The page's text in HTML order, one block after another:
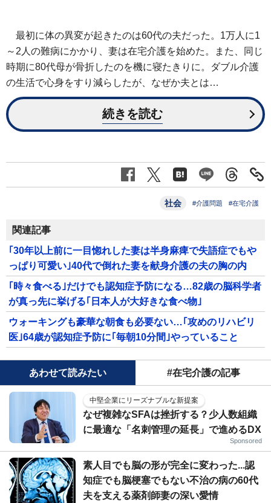
最初に体の異変が起きたのは60代の夫だった。1万人に1
～2人の難病にかかり、妻は在宅介護を始めた。また、同じ
時期に80代母が骨折したのを機に寝たきりに。ダブル介護
の生活で心身をすり減らしたが、なぜか夫とは…
続きを読む
社会 #介護問題 #在宅介護
関連記事
｢30年以上前に一目惚れした妻は半身麻痺で失語症でもや
っぱり可愛い｣40代で倒れた妻を献身介護の夫の胸の内
｢時々食べる｣だけでも認知症予防になる…82歳の脳科学者
が真っ先に挙げる｢日本人が大好きな食べ物｣
ウォーキングも豪華な朝食も必要ない…｢攻めのリハビリ
医｣64歳が認知症予防に｢毎朝10分間｣やっていること
あわせて読みたい #在宅介護の記事
中堅企業にリーズナブルな新提案
なぜ複雑なSFAは挫折する？少人数組織
に最適な「名刺管理の延長」で進めるDX
Sponsored
素人目でも脳の形が完全に変わった...認
知症でも脳梗塞でもない不治の病の60代
夫を支える薬剤師妻の深い愛情